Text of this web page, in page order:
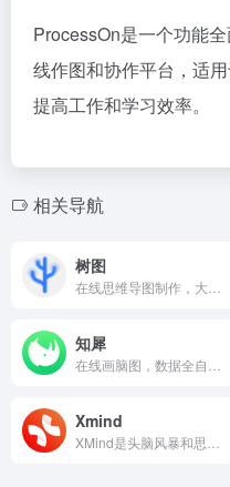
ProcessOn是一个功能
线作图和协作平台，适
提高工作和学习效率。
相关导航
树图
知犀
Xmind